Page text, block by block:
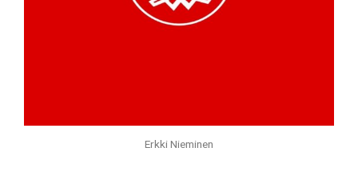
Erkki Nieminen